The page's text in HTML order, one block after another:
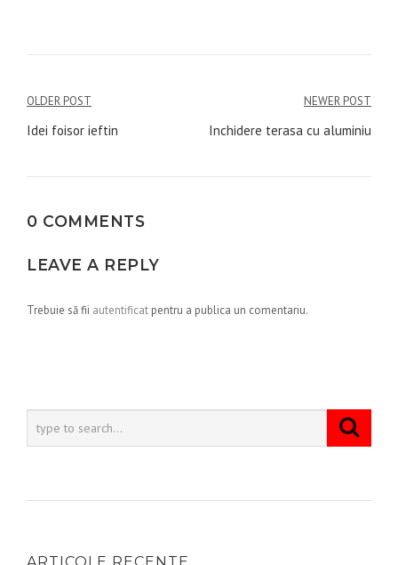
Navigare
în
OLDER POST
Idei foisor ieftin
NEWER POST
Inchidere terasa cu aluminiu
0 COMMENTS
LEAVE A REPLY
Trebuie să fii autentificat pentru a publica un comentariu.